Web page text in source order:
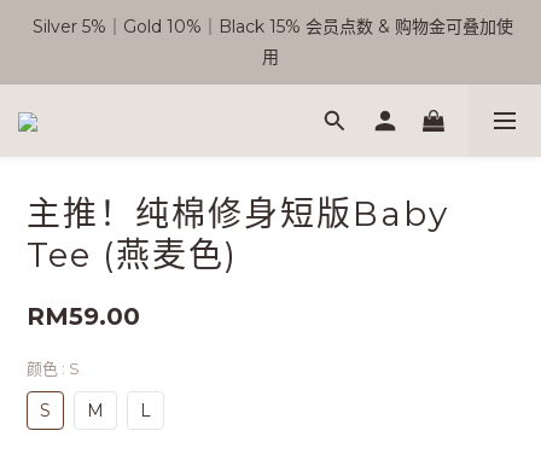
🎉 SC 会员优惠正式开启！
用
Free Shipping WM RM180 | EM RM220
🎉 SC 会员优惠正式开启！
主推！纯棉修身短版Baby
Tee (燕麦色)
RM59.00
颜色 : S
S M L